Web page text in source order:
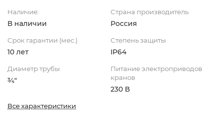
Наличие:
В наличии
Страна производитель
Россия
Срок гарантии (мес.)
10 лет
Степень защиты
IP64
Диаметр трубы
¾"
Питание электроприводов
кранов
230 В
Все характеристики